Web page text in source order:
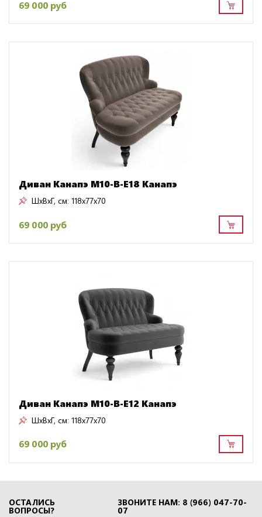
69 000 руб
Диван Канапэ M10-B-E18 Канапэ
ШxВxГ, см: 118x77x70
69 000 руб
Диван Канапэ M10-B-E12 Канапэ
ШxВxГ, см: 118x77x70
69 000 руб
ОСТАЛИСЬ
ВОПРОСЫ?
ЗВОНИТЕ НАМ: 8 (966) 047-70-
07